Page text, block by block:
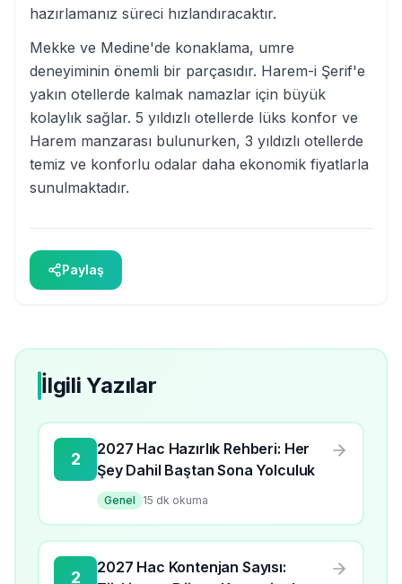
hazırlamanız süreci hızlandıracaktır.
Mekke ve Medine'de konaklama, umre
deneyiminin önemli bir parçasıdır. Harem-i Şerif'e
yakın otellerde kalmak namazlar için büyük
kolaylık sağlar. 5 yıldızlı otellerde lüks konfor ve
Harem manzarası bulunurken, 3 yıldızlı otellerde
temiz ve konforlu odalar daha ekonomik fiyatlarla
sunulmaktadır.
Paylaş
İlgili Yazılar
2
2027 Hac Hazırlık Rehberi: Her
Şey Dahil Baştan Sona Yolculuk
Genel 15 dk okuma
2
2027 Hac Kontenjan Sayısı: